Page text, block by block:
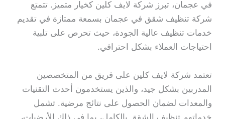
في عجمان، تبرز شركة لايف كلين كخيار متميز. تتمتع
شركة تنظيف شقق في عجمان بسمعة ممتازة في تقديم
خدمات تنظيف عالية الجودة، حيث تحرص على تلبية
احتياجات العملاء بشكل احترافي.
تعتمد شركة لايف كلين على فريق من المتخصصين
المدربين بشكل جيد، والذين يستخدمون أحدث التقنيات
والمعدات لضمان الحصول على نتائج مرضية. تشمل
خدماتهم تنظيف الشقق بالكامل، بما في ذلك الأرضيات،